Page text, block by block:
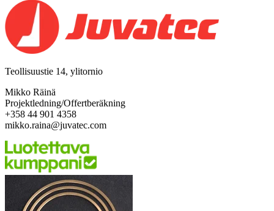
Teollisuustie 14, ylitornio
Mikko Räinä
Projektledning/Offertberäkning
+358 44 901 4358
mikko.raina@juvatec.com